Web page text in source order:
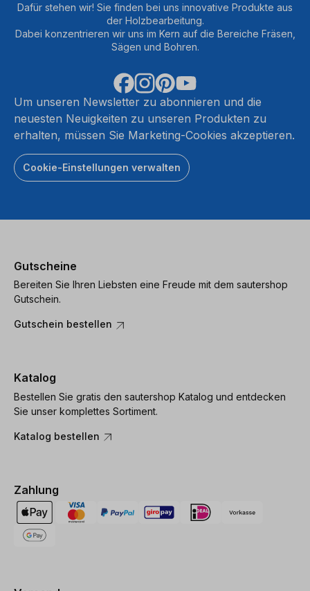
Dafür stehen wir! Sie finden bei uns innovative Produkte aus
der Holzbearbeitung.
Dabei konzentrieren wir uns im Kern auf die Bereiche Fräsen,
Sägen und Bohren.
Um unseren Newsletter zu abonnieren und die
neuesten Neuigkeiten zu unseren Produkten zu
erhalten, müssen Sie Marketing-Cookies akzeptieren.
Cookie-Einstellungen verwalten
Gutscheine
Bereiten Sie Ihren Liebsten eine Freude mit dem sautershop
Gutschein.
Gutschein bestellen
Katalog
Bestellen Sie gratis den sautershop Katalog und entdecken
Sie unser komplettes Sortiment.
Katalog bestellen
Zahlung